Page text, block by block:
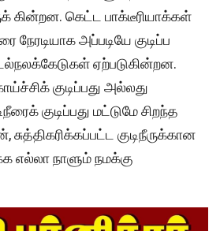
கின்றன. கெட்ட பாக்டீரியாக்கள்
நேரடியாக அப்படியே குடிப்ப
ஏற்படுகின்றன.
குடிப்பது அல்லது
குடிப்பது மட்டுமே சிறந்த
குடிநீருக்கான
எல்லா நாளும் நமக்கு